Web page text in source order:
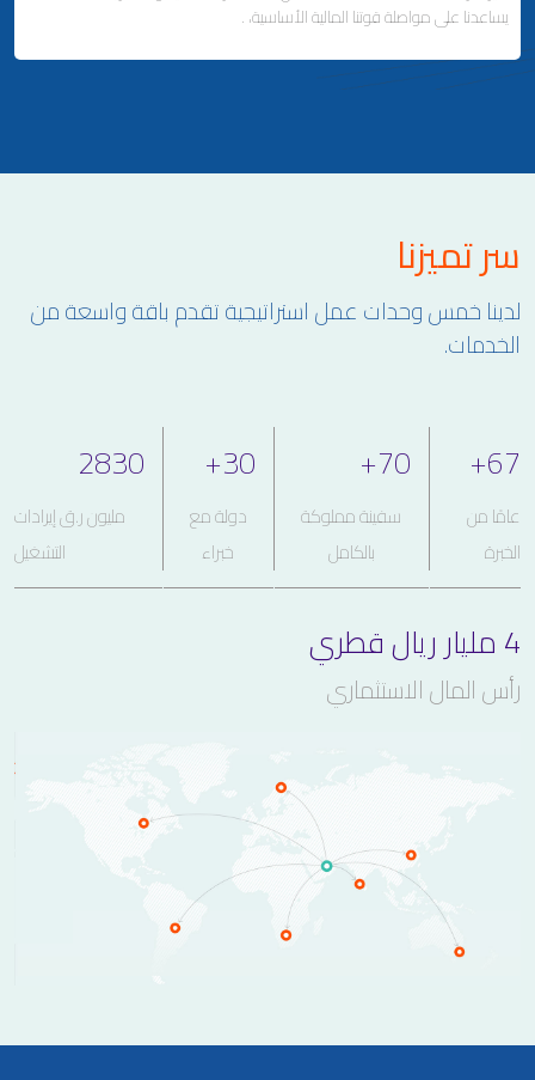
ملاحة لإصلاح وتصنيع السفن
إدارة السفن
يساعدنا على مواصلة قوتنا المالية الأساسية، .
الاستثمارات العقارية والمالية
التطوير العقاري وإدارة الممتلكات
علاقات المستثمرين
سر تميزنا
لدينا خمس وحدات عمل استراتيجية تقدم باقة واسعة من
الخدمات.
67
+
عامًا من
الخبرة
70
+
سفينة مملوكة
بالكامل
30
+
دولة مع
خبراء
2830
مليون ر.ق إيرادات
التشغيل
4 مليار ريال قطري
رأس المال الاستثماري